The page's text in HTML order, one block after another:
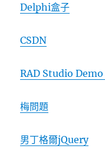
Delphi盒子
CSDN
RAD Studio Demo
梅問題
男丁格爾jQuery